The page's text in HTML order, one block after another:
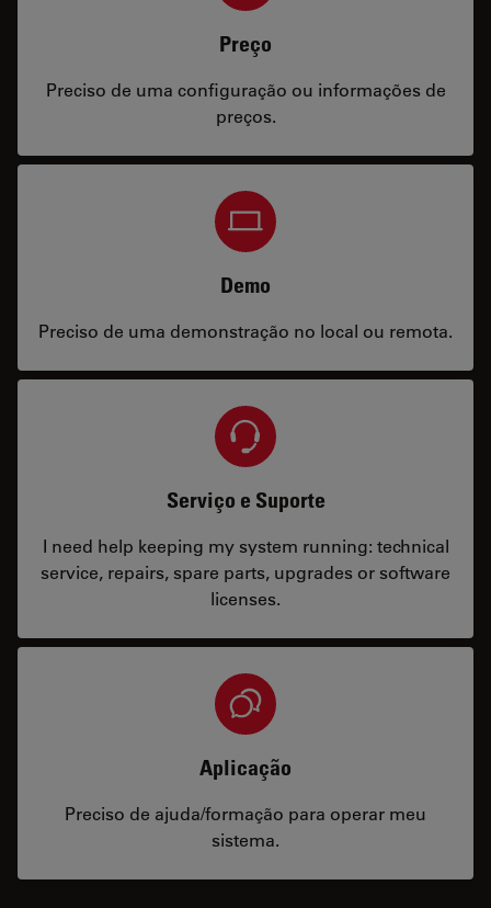
Preço
Preciso de uma configuração ou informações de
preços.
Demo
Preciso de uma demonstração no local ou remota.
Serviço e Suporte
I need help keeping my system running: technical
service, repairs, spare parts, upgrades or software
licenses.
Aplicação
Preciso de ajuda/formação para operar meu
sistema.